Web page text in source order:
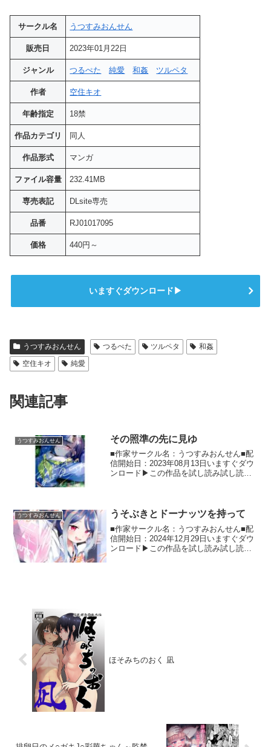
サークル名 うつすみおんせん
販売日 2023年01月22日
ジャンル つるぺた 純愛 和姦 ツルペタ
作者 空住キオ
年齢指定 18禁
作品カテゴリ 同人
作品形式 マンガ
ファイル容量 232.41MB
専売表記 DLsite専売
品番 RJ01017095
価格 440円～
いますぐダウンロード▶
うつすみおんせん つるぺた ツルペタ
和姦
空住キオ
純愛
関連記事
うつすみおんせん その照準の先に見ゆ
■作家サークル名：うつすみおんせん■配
信開始日：2023年08月13日いますぐダウ
ンロード▶この作品を試し読み試し読み
ずにいたが...
うつすみおんせん うそぶきとドーナッツを持って
■作家サークル名：うつすみおんせん■配
信開始日：2024年12月29日いますぐダウ
ンロード▶この作品を試し読み試し読み
ほそみちのおく 凪